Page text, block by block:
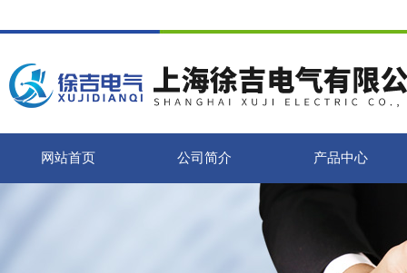
网站首页 公司简介 产品中心